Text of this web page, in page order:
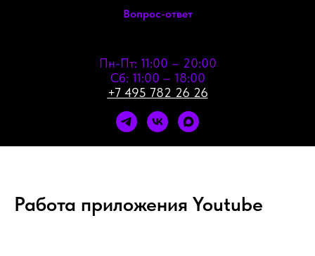
Вопрос-ответ
Пн-Пт: 11:00 – 20:00
Сб: 11:00 – 18:00
+7 495 782 26 26
Работа приложения Youtube